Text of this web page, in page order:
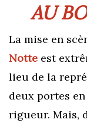
AU
La mise en
Notte est
lieu de la
deux portes
rigueur. Mais,